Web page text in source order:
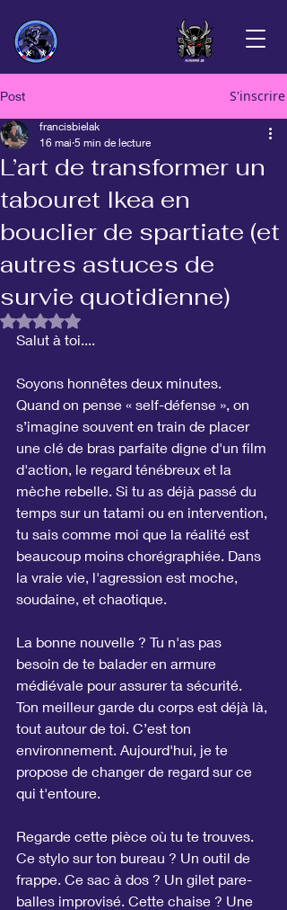
Post S'inscrire
L’art de transformer un
tabouret Ikea en
bouclier de spartiate (et
autres astuces de
survie quotidienne)
francisbielak
16 mai 5 min de lecture
Noté NaN étoiles sur 5.
Salut à toi....
Soyons honnêtes deux minutes.
Quand on pense « self-défense », on
s’imagine souvent en train de placer
une clé de bras parfaite digne d'un film
d'action, le regard ténébreux et la
mèche rebelle. Si tu as déjà passé du
temps sur un tatami ou en intervention,
tu sais comme moi que la réalité est
beaucoup moins chorégraphiée. Dans
la vraie vie, l'agression est moche,
soudaine, et chaotique.
La bonne nouvelle ? Tu n'as pas
besoin de te balader en armure
médiévale pour assurer ta sécurité.
Ton meilleur garde du corps est déjà là,
tout autour de toi. C’est ton
environnement. Aujourd'hui, je te
propose de changer de regard sur ce
qui t'entoure.
Regarde cette pièce où tu te trouves.
Ce stylo sur ton bureau ? Un outil de
frappe. Ce sac à dos ? Un gilet pare-
balles improvisé. Cette chaise ? Une